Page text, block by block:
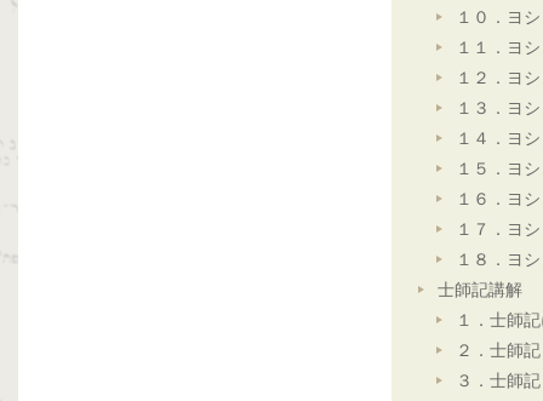
１０．ヨ
１１．ヨ
１２．ヨ
１３．ヨ
１４．ヨ
１５．ヨ
１６．ヨ
１７．ヨ
１８．ヨ
士師記講解
１．士師
２．士師
３．士師